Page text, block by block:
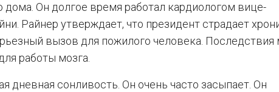
дома. Он долгое время работал кардиологом вице-
Райнер утверждает, что президент страдает
вызов для пожилого человека. Последствия
работы мозга.
дневная сонливость. Он очень часто засыпает. Он